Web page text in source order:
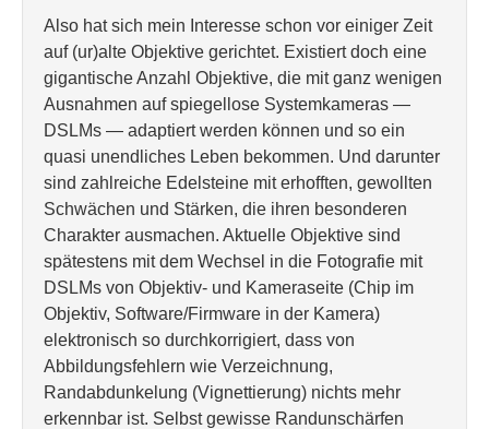
Also hat sich mein Interesse schon vor einiger Zeit
auf (ur)alte Objektive gerichtet. Existiert doch eine
gigantische Anzahl Objektive, die mit ganz wenigen
Ausnahmen auf spiegellose Systemkameras —
DSLMs — adaptiert werden können und so ein
quasi unendliches Leben bekommen. Und darunter
sind zahlreiche Edelsteine mit erhofften, gewollten
Schwächen und Stärken, die ihren besonderen
Charakter ausmachen. Aktuelle Objektive sind
spätestens mit dem Wechsel in die Fotografie mit
DSLMs von Objektiv- und Kameraseite (Chip im
Objektiv, Software/Firmware in der Kamera)
elektronisch so durchkorrigiert, dass von
Abbildungsfehlern wie Verzeichnung,
Randabdunkelung (Vignettierung) nichts mehr
erkennbar ist. Selbst gewisse Randunschärfen